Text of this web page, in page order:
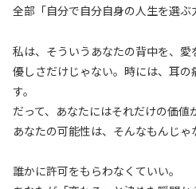
全部「自分で自分自身の人生を選ぶ
私は、そういうあなたの背中を、愛
優しさだけじゃない。時には、耳
す。
だって、あなたにはそれだけの価値
あなたの可能性は、そんなもんじゃ
誰かに許可をもらわなくていい。